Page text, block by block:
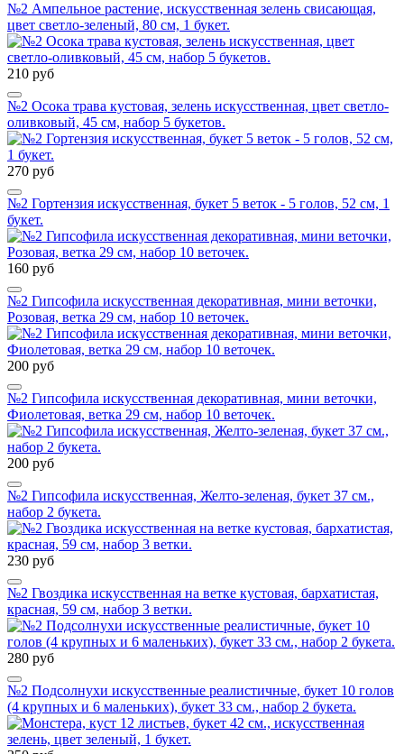
№2 Ампельное растение, искусственная зелень свисающая,
цвет светло-зеленый, 80 см, 1 букет.
210 руб
№2 Осока трава кустовая, зелень искусственная, цвет светло-
оливковый, 45 см, набор 5 букетов.
270 руб
№2 Гортензия искусственная, букет 5 веток - 5 голов, 52 см, 1
букет.
160 руб
№2 Гипсофила искусственная декоративная, мини веточки,
Розовая, ветка 29 см, набор 10 веточек.
200 руб
№2 Гипсофила искусственная декоративная, мини веточки,
Фиолетовая, ветка 29 см, набор 10 веточек.
200 руб
№2 Гипсофила искусственная, Желто-зеленая, букет 37 см.,
набор 2 букета.
230 руб
№2 Гвоздика искусственная на ветке кустовая, бархатистая,
красная, 59 см, набор 3 ветки.
280 руб
№2 Подсолнухи искусственные реалистичные, букет 10 голов
(4 крупных и 6 маленьких), букет 33 см., набор 2 букета.